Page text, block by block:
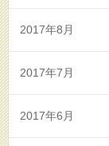
2017年8月
2017年7月
2017年6月